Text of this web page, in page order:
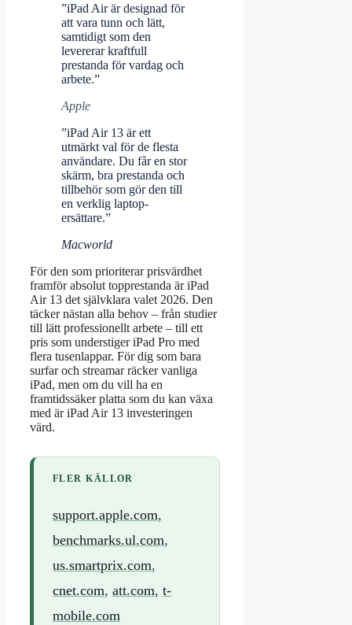
”iPad Air är designad för
att vara tunn och lätt,
samtidigt som den
levererar kraftfull
prestanda för vardag och
arbete.”
Apple
”iPad Air 13 är ett
utmärkt val för de flesta
användare. Du får en stor
skärm, bra prestanda och
tillbehör som gör den till
en verklig laptop-
ersättare.”
Macworld
För den som prioriterar prisvärdhet
framför absolut topprestanda är iPad
Air 13 det självklara valet 2026. Den
täcker nästan alla behov – från studier
till lätt professionellt arbete – till ett
pris som understiger iPad Pro med
flera tusenlappar. För dig som bara
surfar och streamar räcker vanliga
iPad, men om du vill ha en
framtidssäker platta som du kan växa
med är iPad Air 13 investeringen
värd.
FLER KÄLLOR
support.apple.com,
benchmarks.ul.com,
us.smartprix.com,
cnet.com, att.com, t-
mobile.com